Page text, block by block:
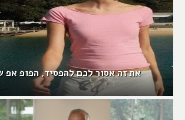
את זה אסור לכם להפסיד, הפופ אפ